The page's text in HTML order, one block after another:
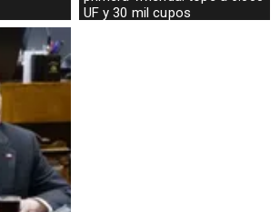
UF y 30 mil cupos